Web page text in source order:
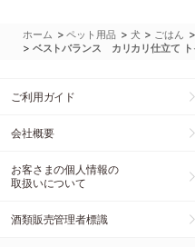
ホーム >ペット用品 > 犬 > ごはん >
> ベストバランス カリカリ仕立て
ご利用ガイド
会社概要
お客さまの個人情報の
取扱いについて
酒類販売管理者標識